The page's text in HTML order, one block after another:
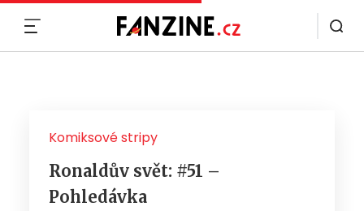
Komiksové stripy
Ronaldův svět: #51 –
Pohledávka